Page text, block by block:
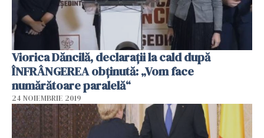
Viorica Dăncilă, declarații la cald după
ÎNFRÂNGEREA obținută: „Vom face
numărătoare paralelă“
24 NOIEMBRIE 2019